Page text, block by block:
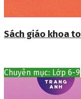
Sách giáo khoa
Chuyên mục: Lớp 6-9